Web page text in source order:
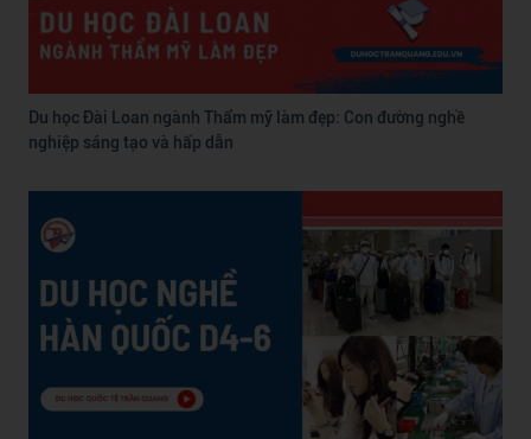
Du học Đài Loan ngành Thẩm mỹ làm đẹp: Con đường nghề
nghiệp sáng tạo và hấp dẫn